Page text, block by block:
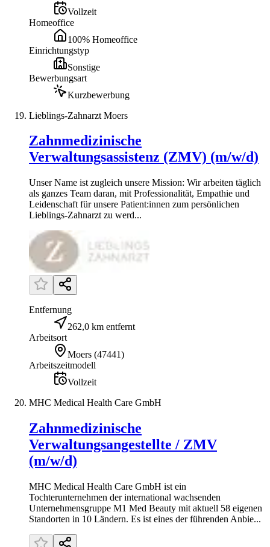
Vollzeit
Homeoffice
100% Homeoffice
Einrichtungstyp
Sonstige
Bewerbungsart
Kurzbewerbung
Lieblings-Zahnarzt Moers
Zahnmedizinische
Verwaltungsassistenz (ZMV) (m/w/d)
Unser Name ist zugleich unsere Mission: Wir arbeiten täglich
als ganzes Team daran, mit Professionalität, Empathie und
Leidenschaft für unsere Patient:innen zum persönlichen
Lieblings-Zahnarzt zu werd...
Entfernung
262,0 km entfernt
Arbeitsort
Moers (47441)
Arbeitszeitmodell
Vollzeit
MHC Medical Health Care GmbH
Zahnmedizinische
Verwaltungsangestellte / ZMV
(m/w/d)
MHC Medical Health Care GmbH ist ein
Tochterunternehmen der international wachsenden
Unternehmensgruppe M1 Med Beauty mit aktuell 58 eigenen
Standorten in 10 Ländern. Es ist eines der führenden Anbie...